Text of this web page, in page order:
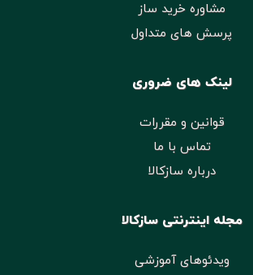
مشاوره خرید ساز
پرسش های متداول
لینک های ضروری
قوانین و مقررات
تماس با ما
درباره سازکالا
مجله اینترنتی سازکالا
ویدئوهای آموزشی